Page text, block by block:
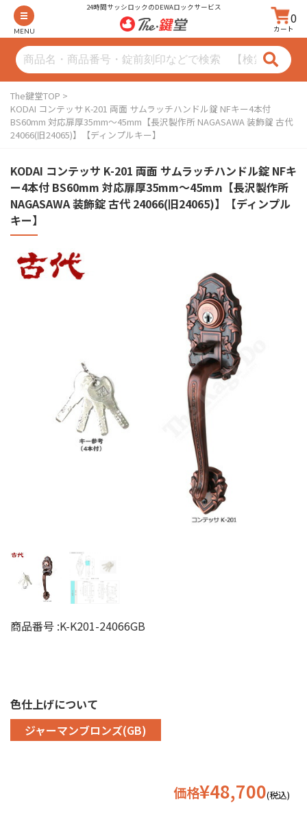
MENU
24時間サッシロックのDEWAロックサービス
0
カート
The鍵堂TOP
KODAI コンテッサ K-201 両面 サムラッチハンドル錠 NFキー4本付
BS60mm 対応扉厚35mm〜45mm【長沢製作所 NAGASAWA 装飾錠 古代
24066(旧24065)】【ディンプルキー】
KODAI コンテッサ K-201 両面 サムラッチハンドル錠 NFキ
ー4本付 BS60mm 対応扉厚35mm〜45mm【長沢製作所
NAGASAWA 装飾錠 古代 24066(旧24065)】【ディンプル
キー】
商品番号 :K-K201-24066GB
色仕上げについて
ジャーマンブロンズ(GB)
価格¥48,700(税込)